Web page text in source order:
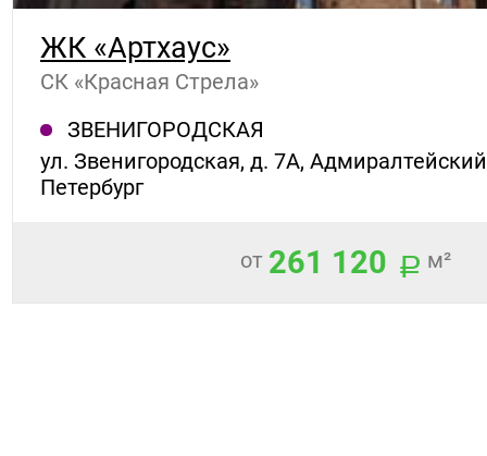
ЖК «Артхаус»
СК «Красная Стрела»
ЗВЕНИГОРОДСКАЯ
ул. Звенигородская, д. 7А,
Петербург
от 261 120 м²